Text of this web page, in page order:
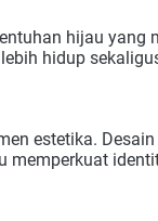
hijau yang
hidup
estetika.
memperkuat